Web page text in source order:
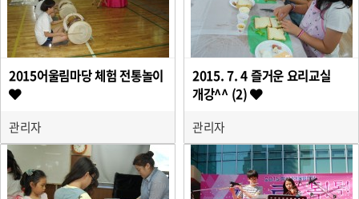
2015어울림마당 체험 전통놀이
관리자
2015. 7. 4 즐거운 요리교실
개강^^ (2)
관리자